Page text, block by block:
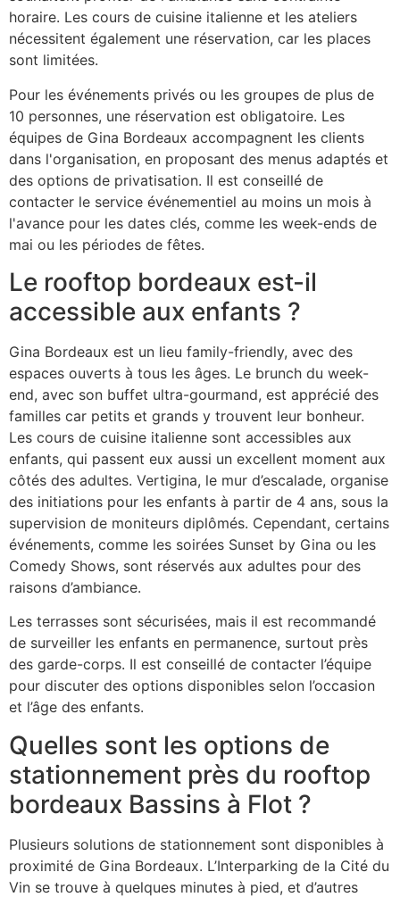
horaire. Les cours de cuisine italienne et les ateliers
nécessitent également une réservation, car les places
sont limitées.
Pour les événements privés ou les groupes de plus de
10 personnes, une réservation est obligatoire. Les
équipes de Gina Bordeaux accompagnent les clients
dans l'organisation, en proposant des menus adaptés et
des options de privatisation. Il est conseillé de
contacter le service événementiel au moins un mois à
l'avance pour les dates clés, comme les week-ends de
mai ou les périodes de fêtes.
Le rooftop bordeaux est-il
accessible aux enfants ?
Gina Bordeaux est un lieu family-friendly, avec des
espaces ouverts à tous les âges. Le brunch du week-
end, avec son buffet ultra-gourmand, est apprécié des
familles car petits et grands y trouvent leur bonheur.
Les cours de cuisine italienne sont accessibles aux
enfants, qui passent eux aussi un excellent moment aux
côtés des adultes. Vertigina, le mur d’escalade, organise
des initiations pour les enfants à partir de 4 ans, sous la
supervision de moniteurs diplômés. Cependant, certains
événements, comme les soirées Sunset by Gina ou les
Comedy Shows, sont réservés aux adultes pour des
raisons d’ambiance.
Les terrasses sont sécurisées, mais il est recommandé
de surveiller les enfants en permanence, surtout près
des garde-corps. Il est conseillé de contacter l’équipe
pour discuter des options disponibles selon l’occasion
et l’âge des enfants.
Quelles sont les options de
stationnement près du rooftop
bordeaux Bassins à Flot ?
Plusieurs solutions de stationnement sont disponibles à
proximité de Gina Bordeaux. L’Interparking de la Cité du
Vin se trouve à quelques minutes à pied, et d’autres